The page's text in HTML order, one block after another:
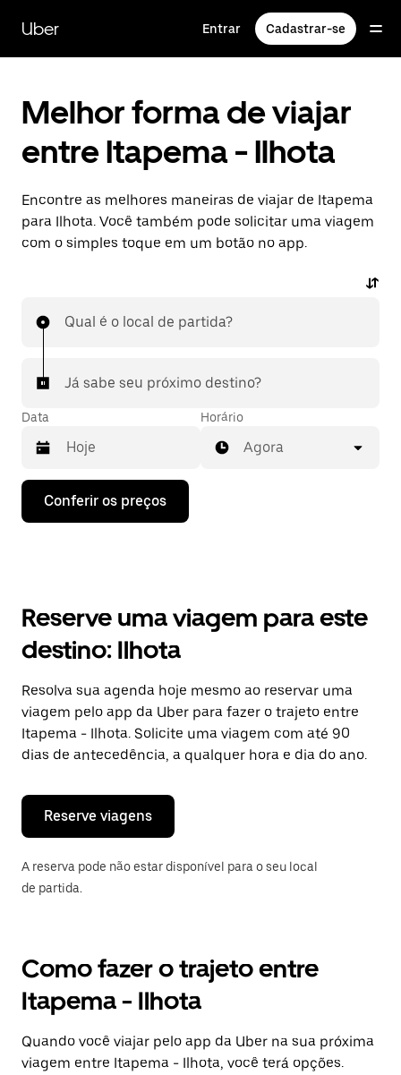
para
conteúdo
Uber Entrar Cadastrar-se
Melhor forma de viajar
entre Itapema - Ilhota
Encontre as melhores maneiras de viajar de Itapema
para Ilhota. Você também pode solicitar uma viagem
com o simples toque em um botão no app.
Qual é o local de partida?
Já sabe seu próximo destino?
Data
Pressione
seta
o
e
uma
data.
Pressione
a
tecla
“ESC”
fechar
calendário.
Horário
Agora
Conferir os preços
Reserve uma viagem para este
destino: Ilhota
Resolva sua agenda hoje mesmo ao reservar uma
viagem pelo app da Uber para fazer o trajeto entre
Itapema - Ilhota. Solicite uma viagem com até 90
dias de antecedência, a qualquer hora e dia do ano.
Reserve viagens
A reserva pode não estar disponível para o seu local
de partida.
Como fazer o trajeto entre
Itapema - Ilhota
Quando você viajar pelo app da Uber na sua próxima
viagem entre Itapema - Ilhota, você terá opções.